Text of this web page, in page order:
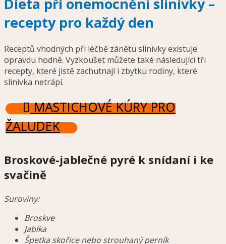
Dieta při onemocnění slinivky –
recepty pro každý den
Receptů vhodných při léčbě zánětu slinivky existuje
opravdu hodně. Vyzkoušet můžete také následující tři
recepty, které jistě zachutnají i zbytku rodiny, které
slinivka netrápí.
MASTICHOVÉ KÚRY PRO
ŽALUDEK
Broskové-jablečné pyré k snídaní i ke
svačině
Suroviny:
Broskve
Jablka
Špetka skořice nebo strouhaný perník